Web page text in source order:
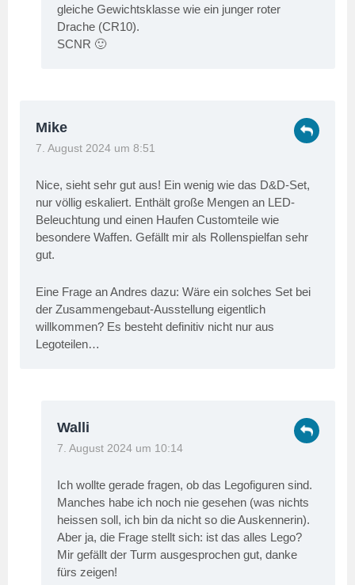
gleiche Gewichtsklasse wie ein junger roter
Drache (CR10).
SCNR 🙂
Mike
7. August 2024 um 8:51
Nice, sieht sehr gut aus! Ein wenig wie das D&D-Set,
nur völlig eskaliert. Enthält große Mengen an LED-
Beleuchtung und einen Haufen Customteile wie
besondere Waffen. Gefällt mir als Rollenspielfan sehr
gut.
Eine Frage an Andres dazu: Wäre ein solches Set bei
der Zusammengebaut-Ausstellung eigentlich
willkommen? Es besteht definitiv nicht nur aus
Legoteilen…
Walli
7. August 2024 um 10:14
Ich wollte gerade fragen, ob das Legofiguren sind.
Manches habe ich noch nie gesehen (was nichts
heissen soll, ich bin da nicht so die Auskennerin).
Aber ja, die Frage stellt sich: ist das alles Lego?
Mir gefällt der Turm ausgesprochen gut, danke
fürs zeigen!